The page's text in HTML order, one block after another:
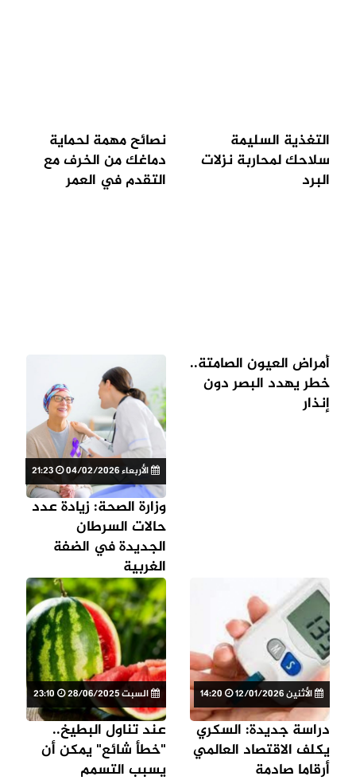
التغذية السليمة
سلاحك لمحاربة نزلات
البرد
نصائح مهمة لحماية
دماغك من الخرف مع
التقدم في العمر
أمراض العيون الصامتة..
خطر يهدد البصر دون
إنذار
الأربعاء 04/02/2026
وزارة الصحة: زيادة عدد
حالات السرطان
الجديدة في الضفة
الغربية
الأثنين 12/01/2026
دراسة جديدة: السكري
يكلف الاقتصاد العالمي
أرقاما صادمة
السبت 28/06/2025
عند تناول البطيخ..
"خطأ شائع" يمكن أن
يسبب التسمم